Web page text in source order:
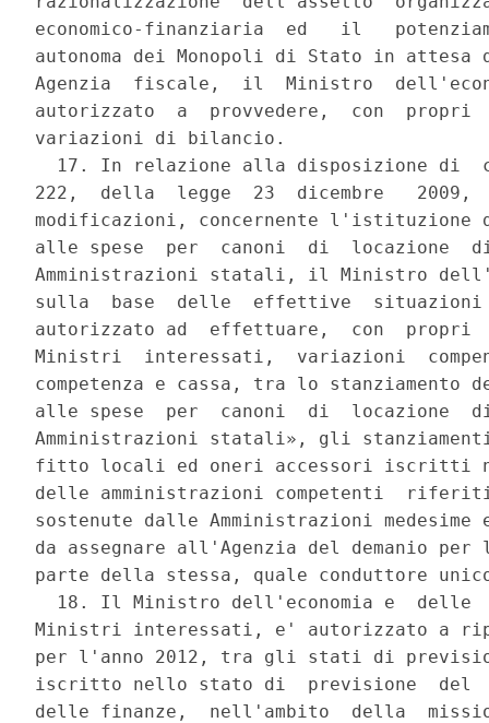
economico-finanziaria  ed   il
autonoma dei Monopoli di Stato in
Agenzia  fiscale,  il  Ministro
autorizzato  a  provvedere,  con
variazioni di bilancio.
17. In relazione alla disposizione di
222,  della  legge  23  dicembre
modificazioni, concernente l'istituzione
alle spese  per  canoni  di  locazione
Amministrazioni statali, il Ministro
sulla  base  delle  effettive
autorizzato ad  effettuare,  con  propri
Ministri  interessati,  variazioni
competenza e cassa, tra lo stanziamento
alle spese  per  canoni  di  locazione
Amministrazioni statali», gli
fitto locali ed oneri accessori iscritti
delle amministrazioni competenti
sostenute dalle Amministrazioni
da assegnare all'Agenzia del demanio
parte della stessa, quale conduttore
18. Il Ministro dell'economia e  delle
Ministri interessati, e' autorizzato a
per l'anno 2012, tra gli stati di
iscritto nello stato di  previsione  del
delle finanze,  nell'ambito  della